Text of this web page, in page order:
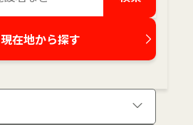
現在地から探す